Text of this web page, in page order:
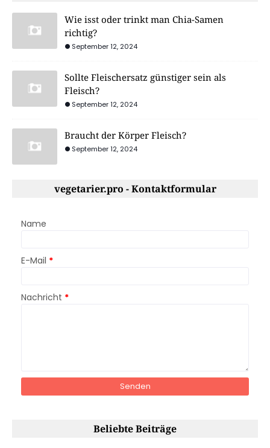
Wie isst oder trinkt man Chia-Samen
richtig?
September 12, 2024
Sollte Fleischersatz günstiger sein als
Fleisch?
September 12, 2024
Braucht der Körper Fleisch?
September 12, 2024
vegetarier.pro - Kontaktformular
Name
E-Mail *
Nachricht *
Beliebte Beiträge